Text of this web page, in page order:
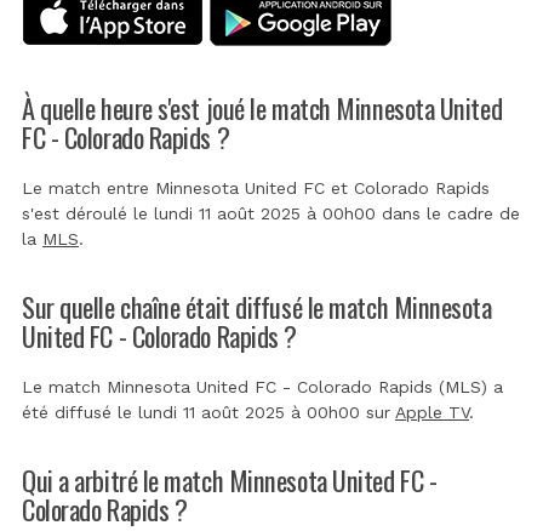
À quelle heure s'est joué le match Minnesota United
FC - Colorado Rapids ?
Le match entre Minnesota United FC et Colorado Rapids
s'est déroulé le lundi 11 août 2025 à 00h00 dans le cadre de
la MLS.
Sur quelle chaîne était diffusé le match Minnesota
United FC - Colorado Rapids ?
Le match Minnesota United FC - Colorado Rapids (MLS) a
été diffusé le lundi 11 août 2025 à 00h00 sur Apple TV.
Qui a arbitré le match Minnesota United FC -
Colorado Rapids ?